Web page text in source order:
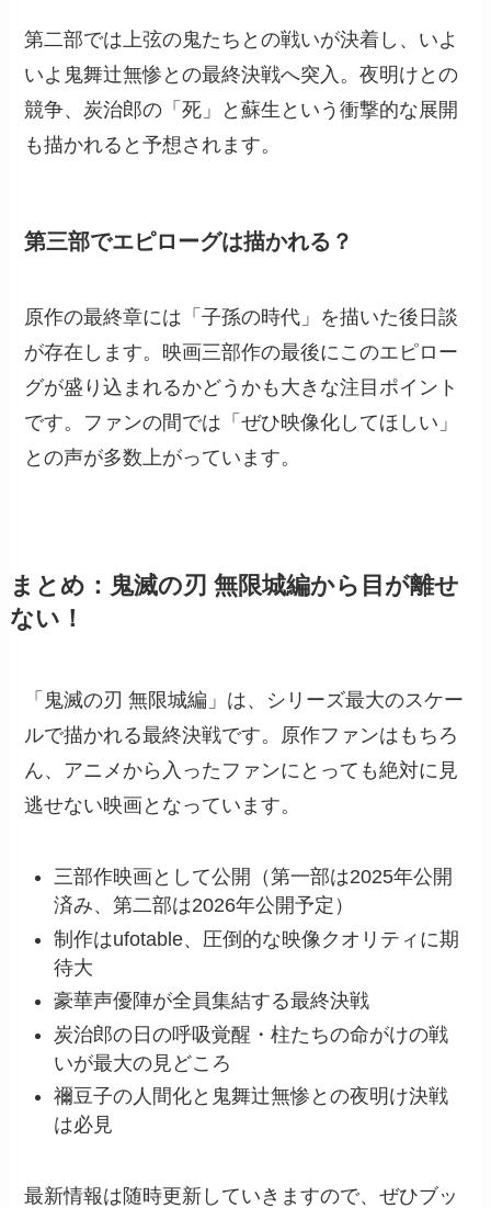
第二部では上弦の鬼たちとの戦いが決着し、いよ
いよ鬼舞辻無惨との最終決戦へ突入。夜明けとの
競争、炭治郎の「死」と蘇生という衝撃的な展開
も描かれると予想されます。
第三部でエピローグは描かれる？
原作の最終章には「子孫の時代」を描いた後日談
が存在します。映画三部作の最後にこのエピロー
グが盛り込まれるかどうかも大きな注目ポイント
です。ファンの間では「ぜひ映像化してほしい」
との声が多数上がっています。
まとめ：鬼滅の刃 無限城編から目が離せ
ない！
「鬼滅の刃 無限城編」は、シリーズ最大のスケー
ルで描かれる最終決戦です。原作ファンはもちろ
ん、アニメから入ったファンにとっても絶対に見
逃せない映画となっています。
三部作映画として公開（第一部は2025年公開
済み、第二部は2026年公開予定）
制作はufotable、圧倒的な映像クオリティに期
待大
豪華声優陣が全員集結する最終決戦
炭治郎の日の呼吸覚醒・柱たちの命がけの戦
いが最大の見どころ
禰豆子の人間化と鬼舞辻無惨との夜明け決戦
は必見
最新情報は随時更新していきますので、ぜひブッ